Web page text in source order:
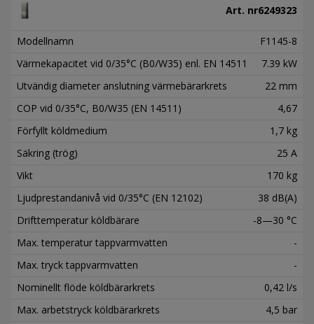
Art. nr6249323
Modellnamn
F1145-8
Värmekapacitet vid 0/35°C (B0/W35) enl. EN 14511
7.39 kW
Utvändig diameter anslutning värmebärarkrets
22 mm
COP vid 0/35°C, B0/W35 (EN 14511)
4,67
Förfyllt köldmedium
1,7 kg
Säkring (trög)
25 A
Vikt
170 kg
Ljudprestandanivå vid 0/35°C (EN 12102)
38 dB(A)
Drifttemperatur köldbärare
-8—30 °C
Max. temperatur tappvarmvatten
-
Max. tryck tappvarmvatten
-
Nominellt flöde köldbärarkrets
0,42 l/s
Max. arbetstryck köldbärarkrets
4,5 bar